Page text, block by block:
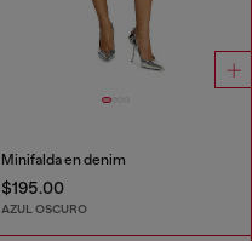
Minifalda en denim
$195.00
AZUL OSCURO